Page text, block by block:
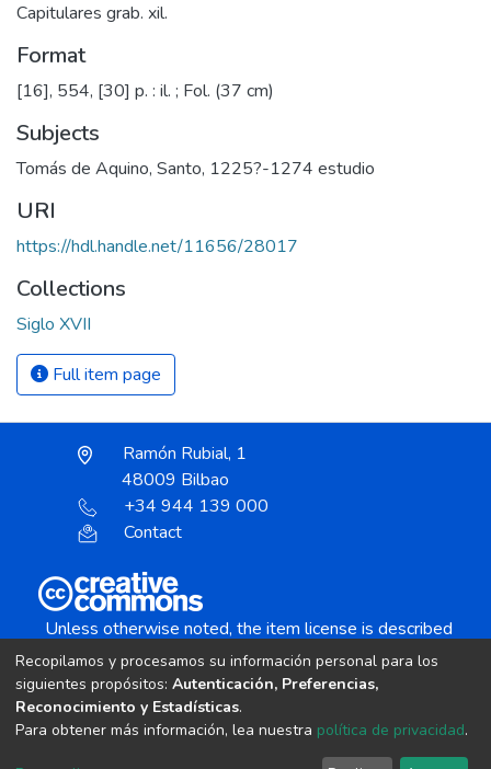
Capitulares grab. xil.
Format
[16], 554, [30] p. : il. ; Fol. (37 cm)
Subjects
Tomás de Aquino, Santo, 1225?-1274 estudio
URI
https://hdl.handle.net/11656/28017
Collections
Siglo XVII
Full item page
Ramón Rubial, 1
48009 Bilbao
+34 944 139 000
Contact
Unless otherwise noted, the item license is described
as:
Creative Commons Attribution-NonCommercial-
copyright © 2002-2026LYRASIS
Recopilamos y procesamos su información personal para los
siguientes propósitos: Autenticación, Preferencias,
Reconocimiento y Estadísticas.
Para obtener más información, lea nuestra política de privacidad.